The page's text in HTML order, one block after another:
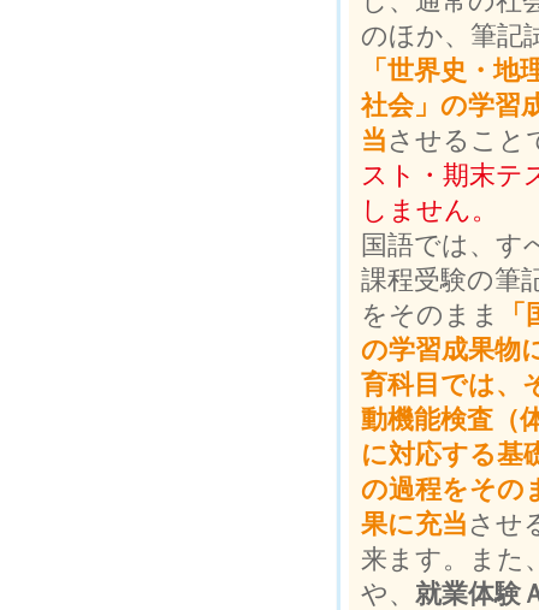
のほか、筆記
「世界史・地
社会」の学習
当 させること
スト・期末テ
しません。
国語では、す
課程受験の筆
をそのまま
の学習成果物
育科目では、
動機能検査（
に対応する基
の過程をその
果に充当 させ
来ます。また
や、 就業体験